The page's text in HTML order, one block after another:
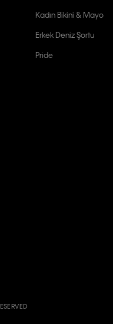
Kadın Bikini & Mayo
Erkek Deniz Şortu
Pride